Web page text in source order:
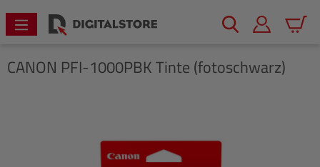
springen
CANON PFI-1000PBK Tinte (fotoschwarz)